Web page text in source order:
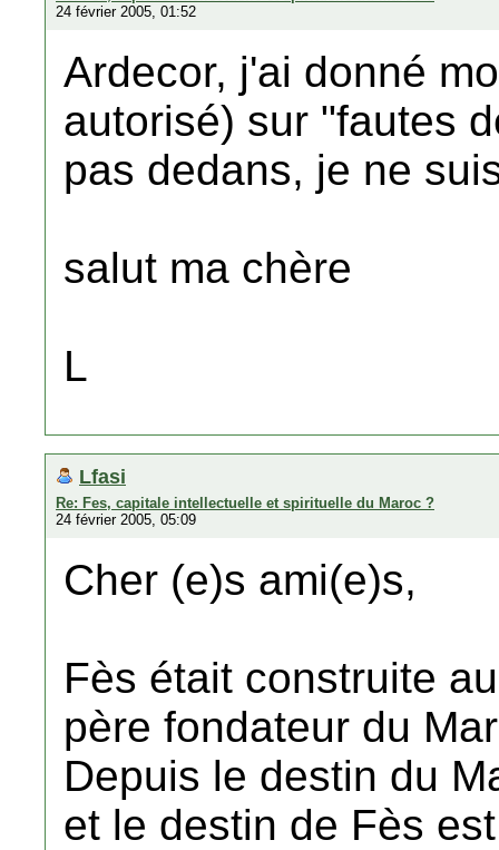
24 février 2005, 01:52
Ardecor, j'ai donné
autorisé) sur "fautes
pas dedans, je ne
salut ma chère
L
Lfasi
Re: Fes, capitale intellectuelle et spirituelle du Maroc ?
24 février 2005, 05:09
Cher (e)s ami(e)s,
Fès était construite
père fondateur du
Depuis le destin du
et le destin de Fès